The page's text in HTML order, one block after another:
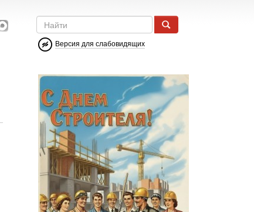
Версия для слабовидящих